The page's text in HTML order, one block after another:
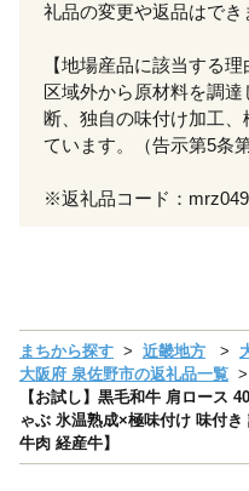
礼品の変更や返品はでき
【地場産品に該当する理
区域外から原材料を調
断、独自の味付け加工
ています。（告示第5条
※返礼品コード：
まちから探す 近畿地方
大阪府 泉佐野市の返礼品一覧
【お試し】黒毛和牛 肩ロース
ゃぶ 氷温熟成×極味付け 味付
牛肉 経産牛】